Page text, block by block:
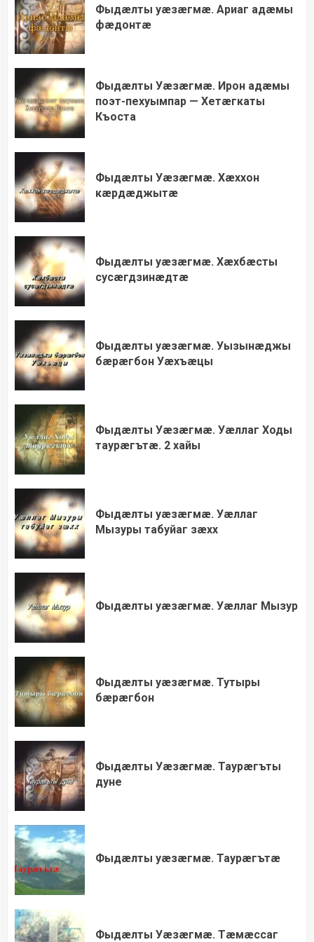
Фыдæлты уæзæгмæ. Ариаг адæмы
фæдонтæ
Фыдæлты Уæзæгмæ. Ирон адæмы
поэт-пехуымпар — Хетæгкаты
Къоста
Фыдæлты Уæзæгмæ. Хæххон
кæрдæджытæ
Фыдæлты уæзæгмæ. Хæхбæсты
сусæгдзинæдтæ
Фыдæлты уæзæгмæ. Уызынæджы
бæрæгбон Уæхъæцы
Фыдæлты Уæзæгмæ. Уæллаг Ходы
таурæгътæ. 2 хайы
Фыдæлты уæзæгмæ. Уæллаг
Мызуры табуйаг зæхх
Фыдæлты уæзæгмæ. Уæллаг Мызур
Фыдæлты уæзæгмæ. Тутыры
бæрæгбон
Фыдæлты Уæзæгмæ. Таурæгъты
дуне
Фыдæлты уæзæгмæ. Таурæгътæ
Фыдæлты Уæзæгмæ. Тæмæссаг